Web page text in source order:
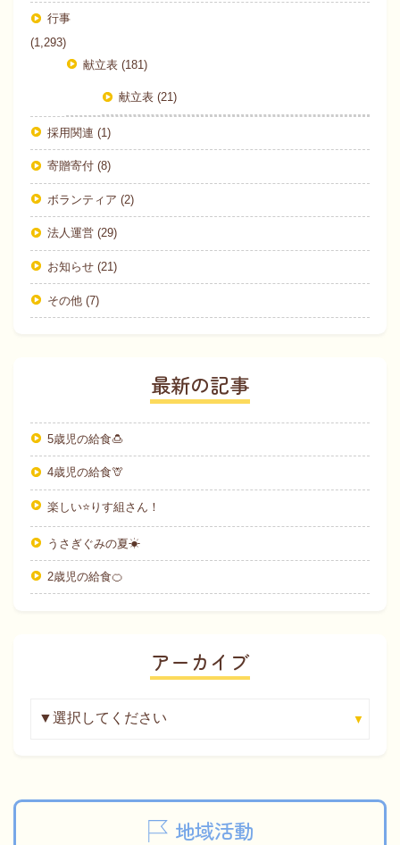
行事
(1,293)
献立表 (181)
献立表 (21)
採用関連 (1)
寄贈寄付 (8)
ボランティア (2)
法人運営 (29)
お知らせ (21)
その他 (7)
最新の記事
5歳児の給食🍮
4歳児の給食🦒
楽しい⭐りす組さん！
うさぎぐみの夏☀
2歳児の給食🍊
アーカイブ
地域活動